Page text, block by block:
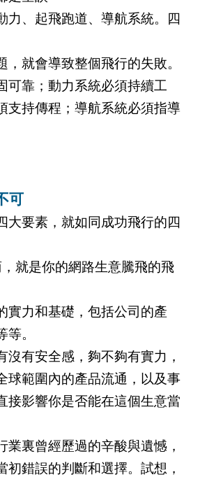
力、起飛跑道、導航系統。四
，就會導致整個飛行的失敗。
可靠；動力系統必須持續工
支持傳程；導航系統必須指導
可
大要素，就如同成功飛行的四
就是你的網路生意騰飛的飛
實力和基礎，包括公司的產
。
沒有安全感，夠不夠有實力，
球範圍內的產品流通，以及事
接影響你是否能在這個生意當
業裏曾經歷過的辛酸與遺憾，
初錯誤的判斷和選擇。試想，